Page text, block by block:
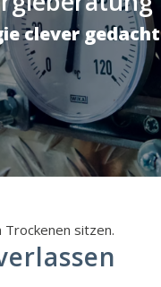
clever gedacht
sitzen.